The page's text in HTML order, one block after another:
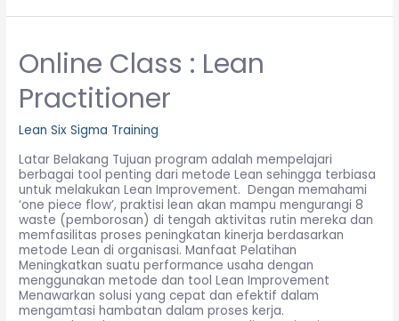
Online Class : Lean
Practitioner
Lean Six Sigma Training
Latar Belakang Tujuan program adalah mempelajari
berbagai tool penting dari metode Lean sehingga terbiasa
untuk melakukan Lean Improvement. Dengan memahami
‘one piece flow’, praktisi lean akan mampu mengurangi 8
waste (pemborosan) di tengah aktivitas rutin mereka dan
memfasilitas proses peningkatan kinerja berdasarkan
metode Lean di organisasi. Manfaat Pelatihan
Meningkatkan suatu performance usaha dengan
menggunakan metode dan tool Lean Improvement
Menawarkan solusi yang cepat dan efektif dalam
mengamtasi hambatan dalam proses kerja.